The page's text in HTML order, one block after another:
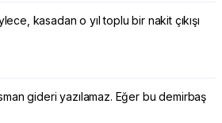
kasadan o yıl toplu bir nakit çıkışı
gideri yazılamaz. Eğer bu demirbaş